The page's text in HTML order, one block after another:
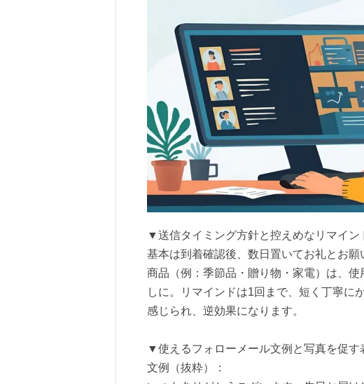
▼送信タイミング方針と控えめなリマイン
基本は到着確認後、数日置いてお礼とお
商品（例：季節品・贈り物・家電）は、
しに。リマインドは1回まで、短く丁寧に
感じられ、逆効果になります。
▼使えるフォローメール文例と写真を促す
文例（抜粋）：